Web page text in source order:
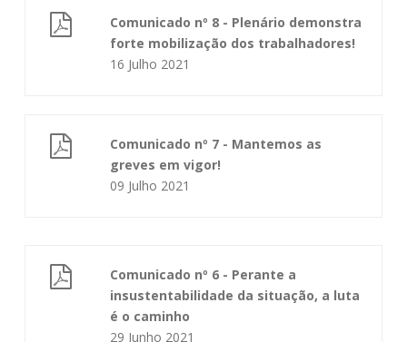
Comunicado nº 8 - Plenário demonstra
forte mobilização dos trabalhadores!
16 Julho 2021
Comunicado nº 7 - Mantemos as
greves em vigor!
09 Julho 2021
Comunicado nº 6 - Perante a
insustentabilidade da situação, a luta
é o caminho
29 Junho 2021